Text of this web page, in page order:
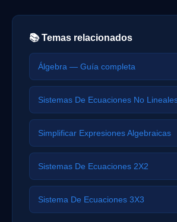
📚 Temas relacionados
Álgebra — Guía completa
Sistemas De Ecuaciones No
Simplificar Expresiones Algebraicas
Sistemas De Ecuaciones 2X2
Sistema De Ecuaciones 3X3